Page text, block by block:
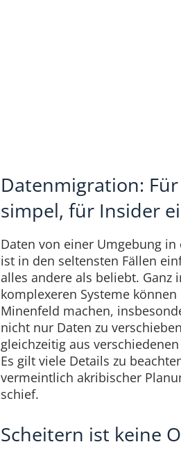
Datenmigration:
simpel, für Insider
Daten von einer Umgebung
ist in den seltensten Fällen
alles andere als beliebt. Ganz
komplexeren Systeme
Minenfeld machen,
nicht nur Daten zu
gleichzeitig aus
Es gilt viele Details zu
vermeintlich akribischer
schief.
Scheitern ist keine